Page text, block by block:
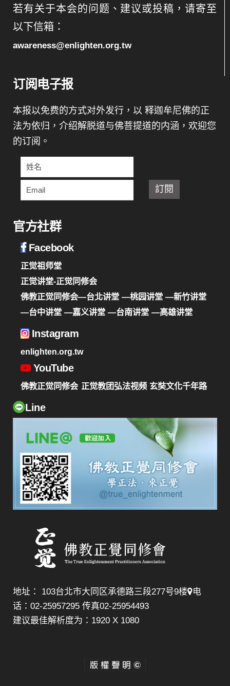
若有关于本会的问题、建议或投稿，请寄至
以下信箱：
awareness@enlighten.org.tw
订阅电子报
本报以免费的方式对外发行，以 释迦牟尼佛的正
法为依归，介绍解脱道与佛菩提道的内涵，欢迎您
的订阅。
官方社群
Facebook
正觉祖师堂
正觉讲堂-正觉同修会
佛教正觉同修会—台北讲堂 —桃园讲堂 —新竹讲堂
—台中讲堂 —嘉义讲堂 —台南讲堂 —高雄讲堂
Instagram
enlighten.org.tw
YouTube
佛教正觉同修会 正觉教团弘法视频 玄奘文化千年路
Line
地址： 103台北市大同区承德路三段277号9楼
电
话：02-25957295 传真02-25954493
建议最佳解析度为：1920 X 1080